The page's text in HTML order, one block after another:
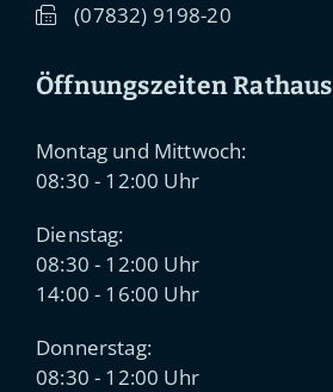
(07832) 91 98-20
Öffnungszeiten Rathaus
Montag und Mittwoch:
08:30 - 12:00 Uhr
Dienstag:
08:30 - 12:00 Uhr
14:00 - 16:00 Uhr
Donnerstag:
08:30 - 12:00 Uhr